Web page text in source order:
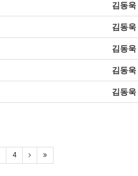
김동욱
김동욱
김동욱
김동욱
김동욱
4